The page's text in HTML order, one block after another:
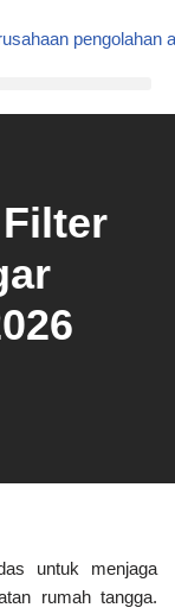
untuk menjaga
rumah tangga.